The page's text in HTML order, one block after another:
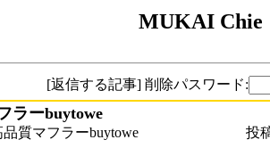
MUKAI Chie
[返信する記事] 削除パスワード:
ラーbuytowe
質マフラーbuytowe
投